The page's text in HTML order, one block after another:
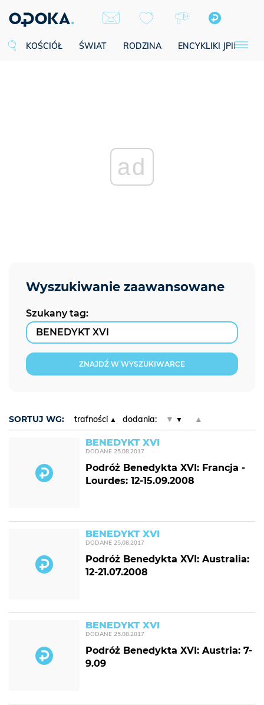
KOŚCIÓŁ ŚWIAT RODZINA ENCYKLIKI JPII
ad
Szukany tag:
ZNAJDŹ W WYSZUKIWARCE
SORTUJ WG: trafności dodania: ▼ ▲
BENEDYKT XVI
DODANE 25.08.2017
Podróż Benedykta XVI: Francja -
Lourdes: 12-15.09.2008
BENEDYKT XVI
DODANE 25.08.2017
Podróż Benedykta XVI: Australia:
12-21.07.2008
BENEDYKT XVI
DODANE 25.08.2017
Podróż Benedykta XVI: Austria: 7-
9.09